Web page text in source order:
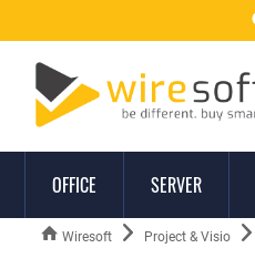
OFFICE SERVER
Wiresoft Project & Visio